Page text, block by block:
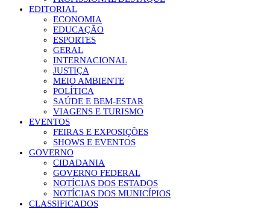
EDITORIAL
ECONOMIA
EDUCAÇÃO
ESPORTES
GERAL
INTERNACIONAL
JUSTIÇA
MEIO AMBIENTE
POLÍTICA
SAÚDE E BEM-ESTAR
VIAGENS E TURISMO
EVENTOS
FEIRAS E EXPOSIÇÕES
SHOWS E EVENTOS
GOVERNO
CIDADANIA
GOVERNO FEDERAL
NOTÍCIAS DOS ESTADOS
NOTÍCIAS DOS MUNICÍPIOS
CLASSIFICADOS